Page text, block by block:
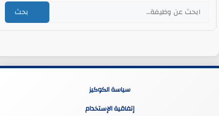
بحث
سياسة الكوكيز
إتفاقية الإستخدام